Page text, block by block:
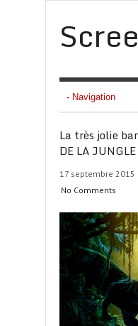
La très jolie
DE LA JUNGLE
17 septembre 2015
No Comments